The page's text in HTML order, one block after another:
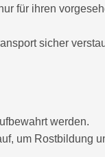
für ihren
sicher
werden.
um Rostbildung